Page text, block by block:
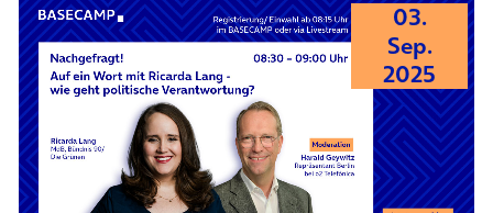
03.
Sep.
2025